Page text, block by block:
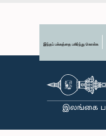
இந்தப் பக்கத்தை பகிர்ந்து கொள்க